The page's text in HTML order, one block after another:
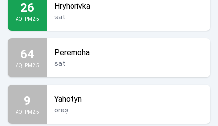
26
AQI PM2.5
Hryhorivka
sat
64
AQI PM2.5
Peremoha
sat
9
AQI PM2.5
Yahotyn
oraș